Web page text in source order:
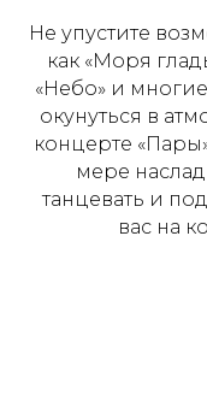
Не упустите
как «Моря
«Небо» и
окунуться в
концерте
мере
танцевать и
вас на